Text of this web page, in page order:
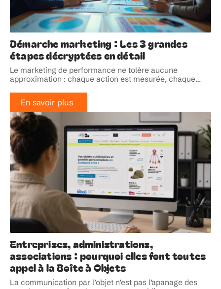
Démarche marketing : Les 3 grandes
étapes décryptées en détail
Le marketing de performance ne tolère aucune
approximation : chaque action est mesurée, chaque…
En savoir plus
Entreprises, administrations,
associations : pourquoi elles font toutes
appel à la Boîte à Objets
La communication par l’objet n’est pas l’apanage des